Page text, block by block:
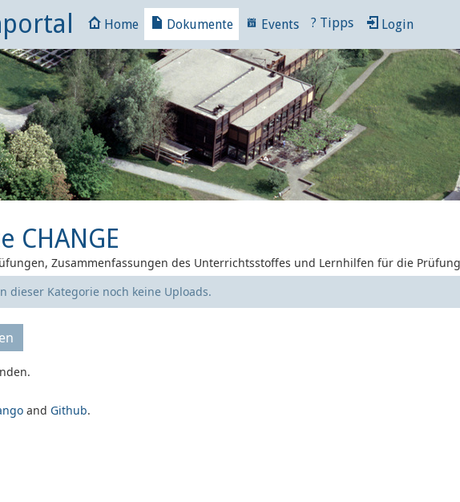
portal Home Dokumente Events ? Tipps Login
CHANGE
Zusammenfassungen des Unterrichtsstoffes und Lernhilfen für die
dieser Kategorie noch keine Uploads.
and Github.